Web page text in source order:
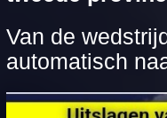
Van de
automatisch